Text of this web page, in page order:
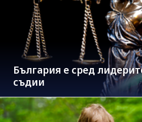
България е сред
съдии